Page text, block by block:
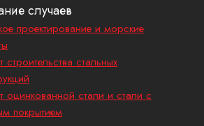
случаев
проектирование и морские
строительства стальных
оцинкованной стали и стали с
покрытием